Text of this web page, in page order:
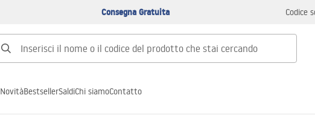
Consegna Gratuita Codice
NovitàBestsellerSaldiChi siamoContatto